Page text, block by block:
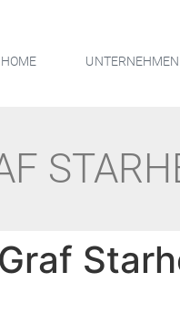
HOME UNTERNEHMEN